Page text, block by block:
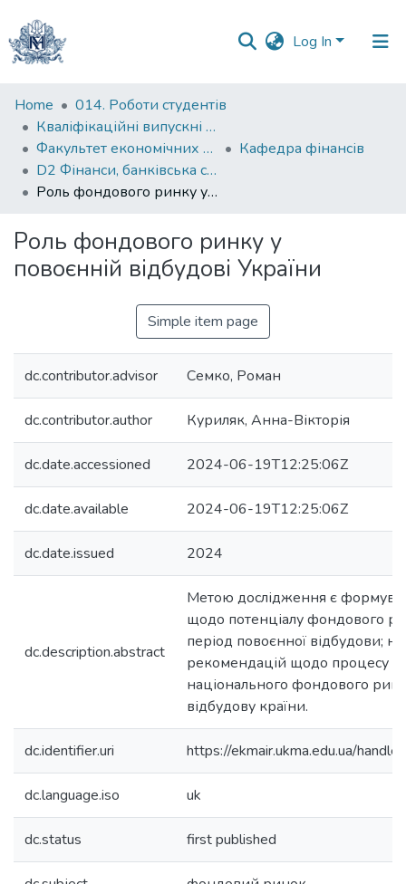
Log In
Communities
&
Collections
All of DSpace
Statistics
Home
014. Роботи студентів
Кваліфікаційні випускні роботи здобувачів вищої освіти бакалаврських програм
Факультет економічних наук
Кафедра фінансів
D2 Фінанси, банківська справа, страхування та фондовий ринок
Роль фондового ринку у повоєнній відбудові України
Роль фондового ринку у
повоєнній відбудові України
Simple item page
dc.contributor.advisor Семко, Роман
dc.contributor.author Куриляк, Анна-Вікторія
dc.date.accessioned 2024-06-19T12:25:06Z
dc.date.available 2024-06-19T12:25:06Z
dc.date.issued 2024
dc.description.abstract
Метою дослідження є
щодо потенціалу фондового
період повоєнної відбудови;
рекомендацій щодо процесу
національного фондового
відбудову країни.
dc.identifier.uri https://ekmair.ukma.edu.ua/
dc.language.iso uk
dc.status first published